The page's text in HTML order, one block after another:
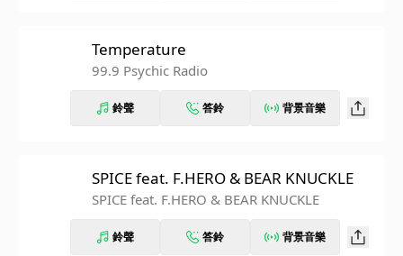
Temperature
99.9 Psychic Radio
鈴聲 答鈴 背景音樂
SPICE feat. F.HERO & BEAR KNUCKLE
SPICE feat. F.HERO & BEAR KNUCKLE
鈴聲 答鈴 背景音樂